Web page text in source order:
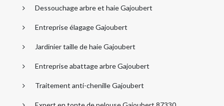
Dessouchage arbre et haie Gajoubert
Entreprise élagage Gajoubert
Jardinier taille de haie Gajoubert
Entreprise abattage arbre Gajoubert
Traitement anti-chenille Gajoubert